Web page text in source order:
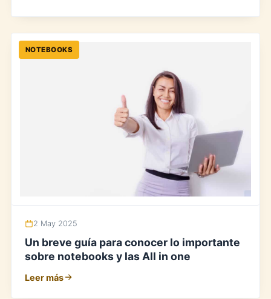
NOTEBOOKS
2 May 2025
Un breve guía para conocer lo importante
sobre notebooks y las All in one
Leer más